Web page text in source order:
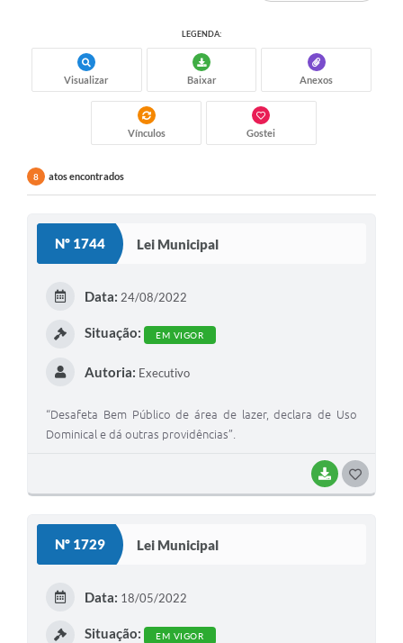
LEGENDA:
Visualizar Baixar Anexos
Vínculos Gostei
8 atos encontrados
Nº 1744 Lei Municipal
BAIXAR
Data: 24/08/2022
Situação: EM VIGOR
Autoria: Executivo
“Desafeta Bem Público de área de lazer, declara de Uso
Dominical e dá outras providências”.
Nº 1729 Lei Municipal
Data: 18/05/2022
Situação: EM VIGOR